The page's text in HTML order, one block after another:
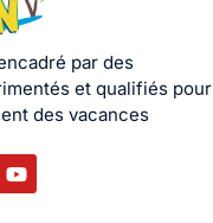
par des
et qualifiés pour
des vacances